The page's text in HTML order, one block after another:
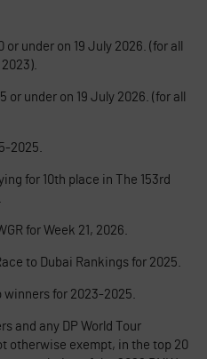
under on 19 July 2026. (for all
or under on 19 July 2026. (for all
2025.
for 10th place in The 153rd
for Week 21, 2026.
to Dubai Rankings for 2025.
winners for 2023-2025.
and any DP World Tour
otherwise exempt, in the top 20